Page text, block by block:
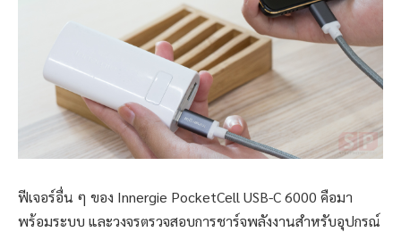
ฟีเจอร์อื่น ๆ ของ Innergie PocketCell USB-C 6000 คือมา
พร้อมระบบ และวงจรตรวจสอบการชาร์จพลังงานสำหรับอุปกรณ์